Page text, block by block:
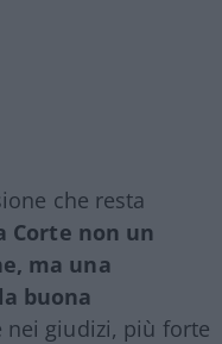
che resta
Corte non un
ma una
buona
nei giudizi, più forte